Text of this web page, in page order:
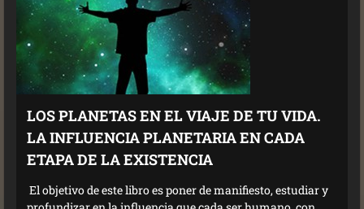
LOS PLANETAS EN EL VIAJE DE TU VIDA.
LA INFLUENCIA PLANETARIA EN CADA
ETAPA DE LA EXISTENCIA
El objetivo de este libro es poner de manifiesto, estudiar y